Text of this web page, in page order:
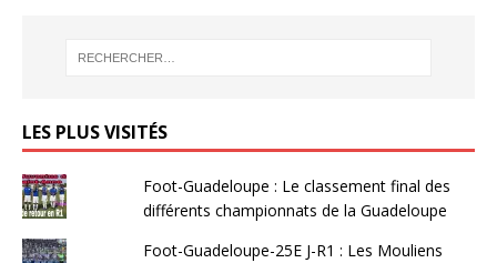
LES PLUS VISITÉS
Foot-Guadeloupe : Le classement final des
différents championnats de la Guadeloupe
Foot-Guadeloupe-25E J-R1 : Les Mouliens